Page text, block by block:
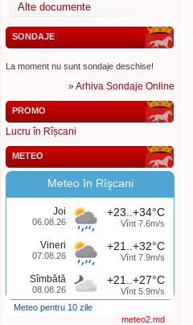
Alte documente
SONDAJE
La moment nu sunt sondaje deschise!
»Arhiva Sondaje Online
PROMO
Lucru în Rîșcani
METEO
Meteo în Rîşcani
Joi
06.08.26
+23..+34°C
Vînt 7.6m/s
Vineri
07.08.26
+21..+32°C
Vînt 7.9m/s
Sîmbătă
08.08.26
+21..+27°C
Vînt 5.9m/s
Meteo pentru 10 zile
meteo2.md